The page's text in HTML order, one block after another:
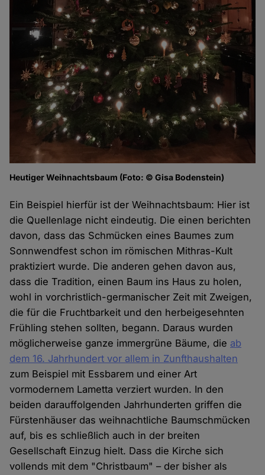
Heutiger Weihnachtsbaum (Foto: © Gisa Bodenstein)
Ein Beispiel hierfür ist der Weihnachtsbaum: Hier ist
die Quellenlage nicht eindeutig. Die einen berichten
davon, dass das Schmücken eines Baumes zum
Sonnwendfest schon im römischen Mithras-Kult
praktiziert wurde. Die anderen gehen davon aus,
dass die Tradition, einen Baum ins Haus zu holen,
wohl in vorchristlich-germanischer Zeit mit Zweigen,
die für die Fruchtbarkeit und den herbeigesehnten
Frühling stehen sollten, begann. Daraus wurden
möglicherweise ganze immergrüne Bäume, die ab
dem 16. Jahrhundert vor allem in Zunfthaushalten
zum Beispiel mit Essbarem und einer Art
vormodernem Lametta verziert wurden. In den
beiden darauffolgenden Jahrhunderten griffen die
Fürstenhäuser das weihnachtliche Baumschmücken
auf, bis es schließlich auch in der breiten
Gesellschaft Einzug hielt. Dass die Kirche sich
vollends mit dem "Christbaum" – der bisher als